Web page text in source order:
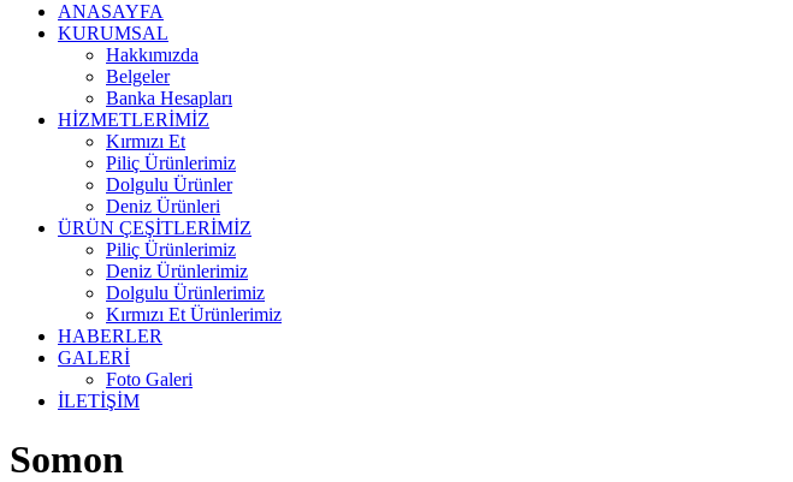
ANASAYFA
KURUMSAL
Hakkımızda
Belgeler
Banka Hesapları
HİZMETLERİMİZ
Kırmızı Et
Piliç Ürünlerimiz
Dolgulu Ürünler
Deniz Ürünleri
ÜRÜN ÇEŞİTLERİMİZ
Piliç Ürünlerimiz
Deniz Ürünlerimiz
Dolgulu Ürünlerimiz
Kırmızı Et Ürünlerimiz
HABERLER
GALERİ
Foto Galeri
İLETİŞİM
Somon